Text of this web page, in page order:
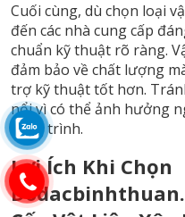
Cuối cùng, dù chọn loại
đến các nhà cung cấp
chuẩn kỹ thuật rõ ràng.
đảm bảo về chất lượng
trợ kỹ thuật tốt hơn.
nổi vì có thể ảnh hưởng
công trình.
Lợi Ích Khi Chọn